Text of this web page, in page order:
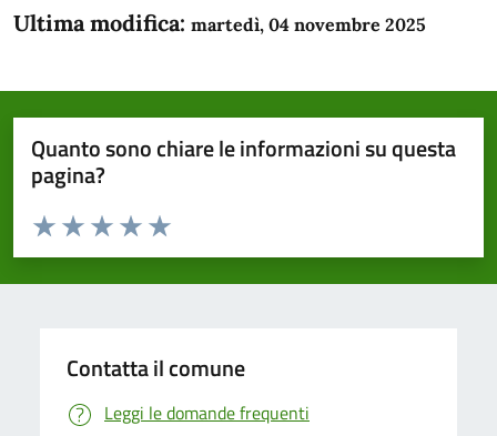
Ultima modifica: martedì, 04 novembre 2025
Quanto sono chiare le informazioni su questa
pagina?
Domanda
Valuta da 1 a 5 stelle la pagina
Valuta 5 stelle su 5
Valuta 4 stelle su 5
Valuta 3 stelle su 5
Valuta 2 stelle su 5
Valuta 1 stelle su 5
Contatta il comune
Leggi le domande frequenti